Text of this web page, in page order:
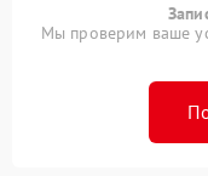
Мы проверим ваше